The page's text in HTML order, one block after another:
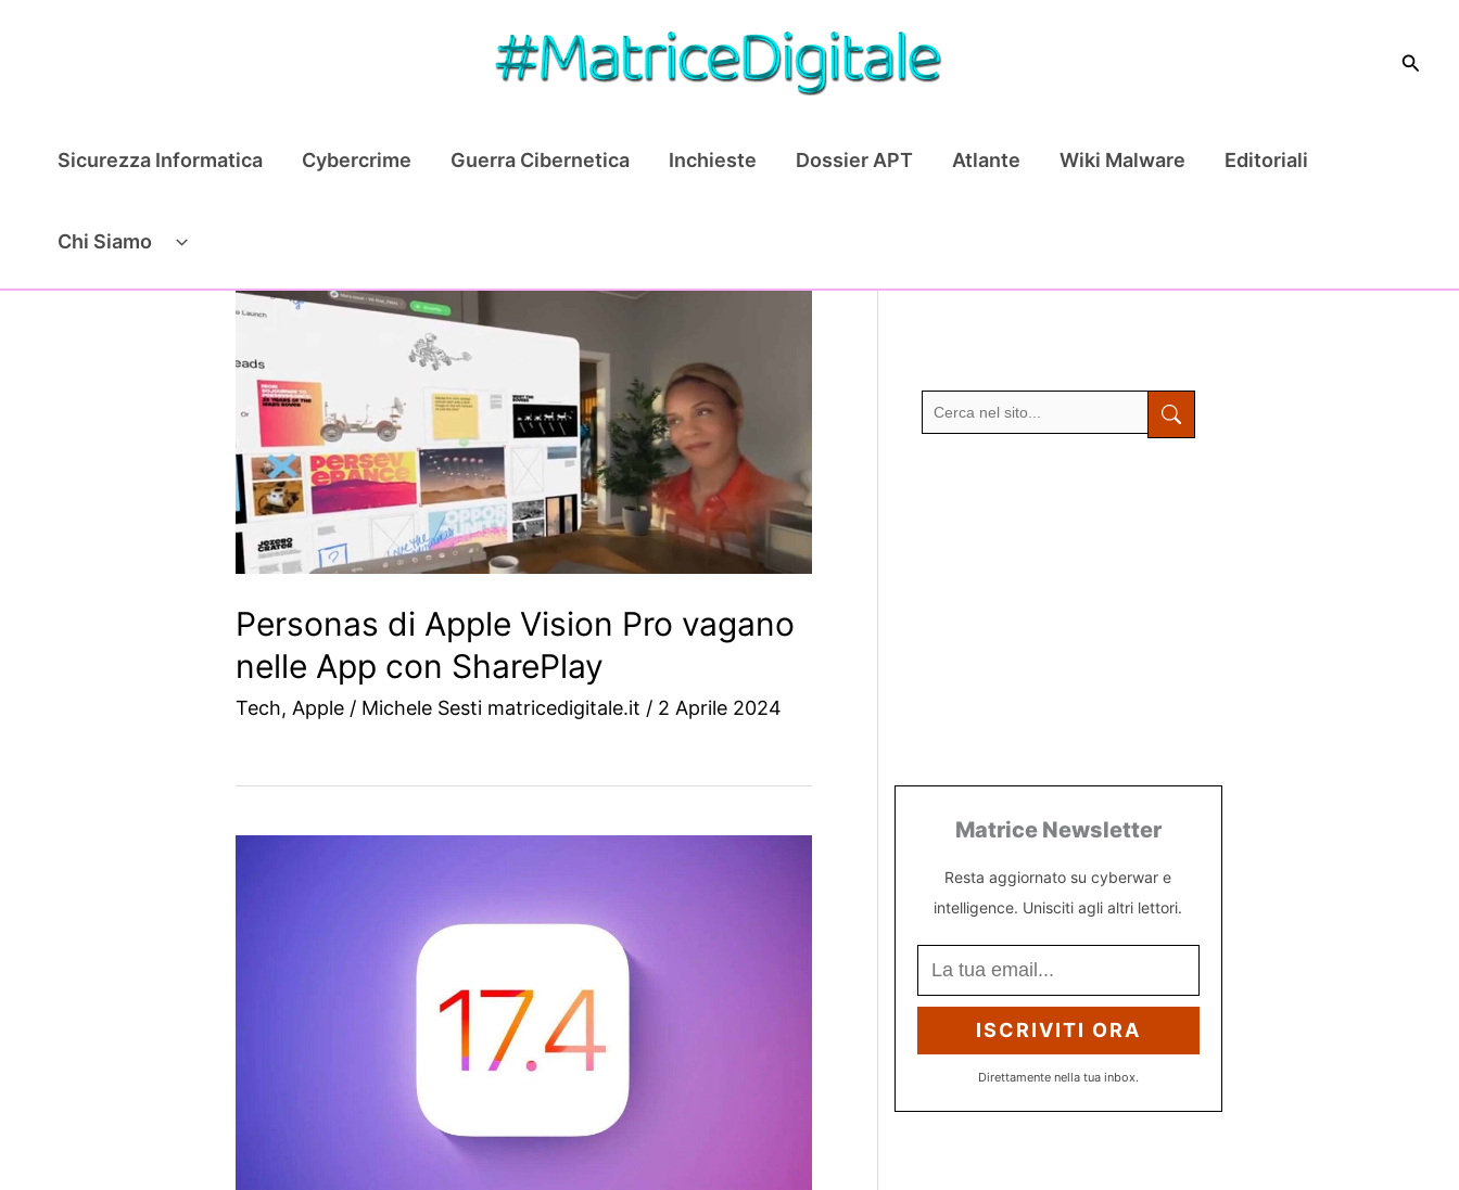
Cerca
Sicurezza Informatica Cybercrime Guerra Cibernetica Inchieste Dossier APT Atlante Wiki Malware Editoriali
Chi Siamo
Personas di Apple Vision Pro vagano
nelle App con SharePlay
Tech, Apple / Michele Sesti matricedigitale.it / 2 Aprile 2024
Matrice Newsletter
Resta aggiornato su cyberwar e
intelligence. Unisciti agli altri lettori.
ISCRIVITI ORA
Direttamente nella tua inbox.